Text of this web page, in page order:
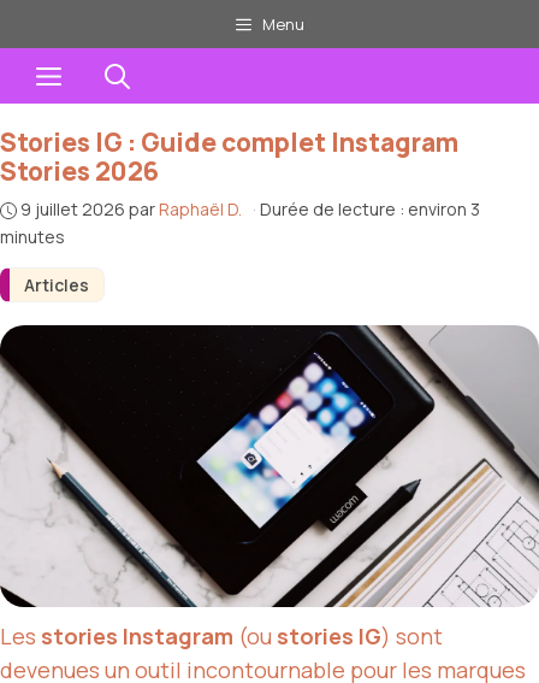
au
contenu
Menu
Menu
Articles
Stories IG : Guide complet Instagram
Stories 2026
9 juillet 2026 parRaphaël D. · Durée de lecture : environ 3
minutes
Les stories Instagram (ou stories IG) sont
devenues un outil incontournable pour les marques